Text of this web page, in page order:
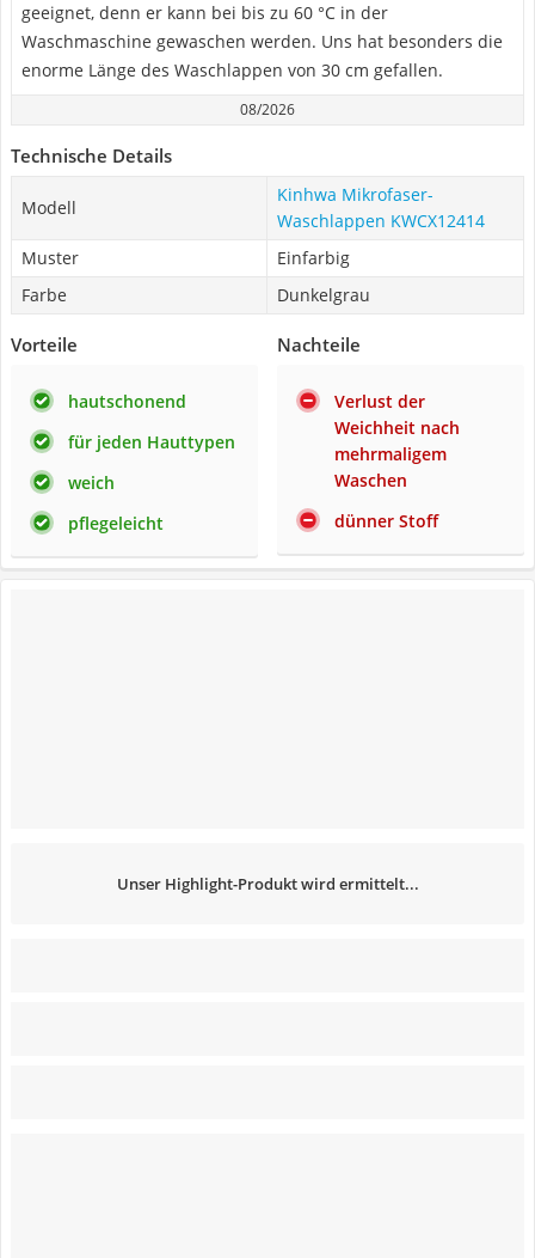
geeignet, denn er kann bei bis zu 60 °C in der
Waschmaschine gewaschen werden. Uns hat besonders die
enorme Länge des Waschlappen von 30 cm gefallen.
08/2026
Technische Details
Modell
Kinhwa Mikrofaser-
Waschlappen KWCX12414
Muster
Einfarbig
Farbe
Dunkelgrau
Vorteile
hautschonend
für jeden Hauttypen
weich
pflegeleicht
Nachteile
Verlust der
Weichheit nach
mehrmaligem
Waschen
dünner Stoff
Unser Highlight-Produkt wird ermittelt...